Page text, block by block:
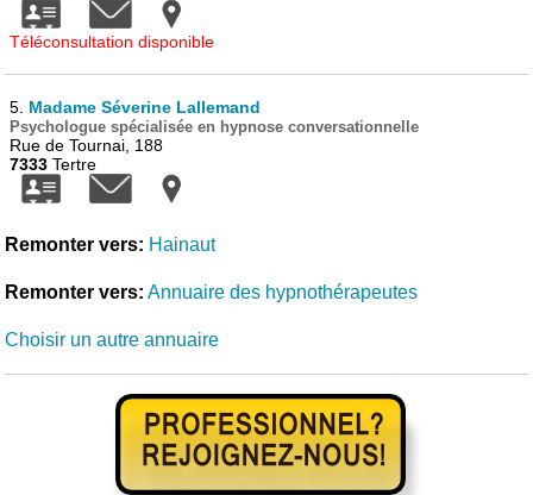
Téléconsultation disponible
5. Madame Séverine Lallemand
Psychologue spécialisée en hypnose conversationnelle
Rue de Tournai, 188
7333 Tertre
Remonter vers: Hainaut
Remonter vers: Annuaire des hypnothérapeutes
Choisir un autre annuaire